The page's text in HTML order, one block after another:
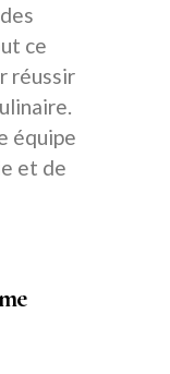
ce
réussir
équipe
et de